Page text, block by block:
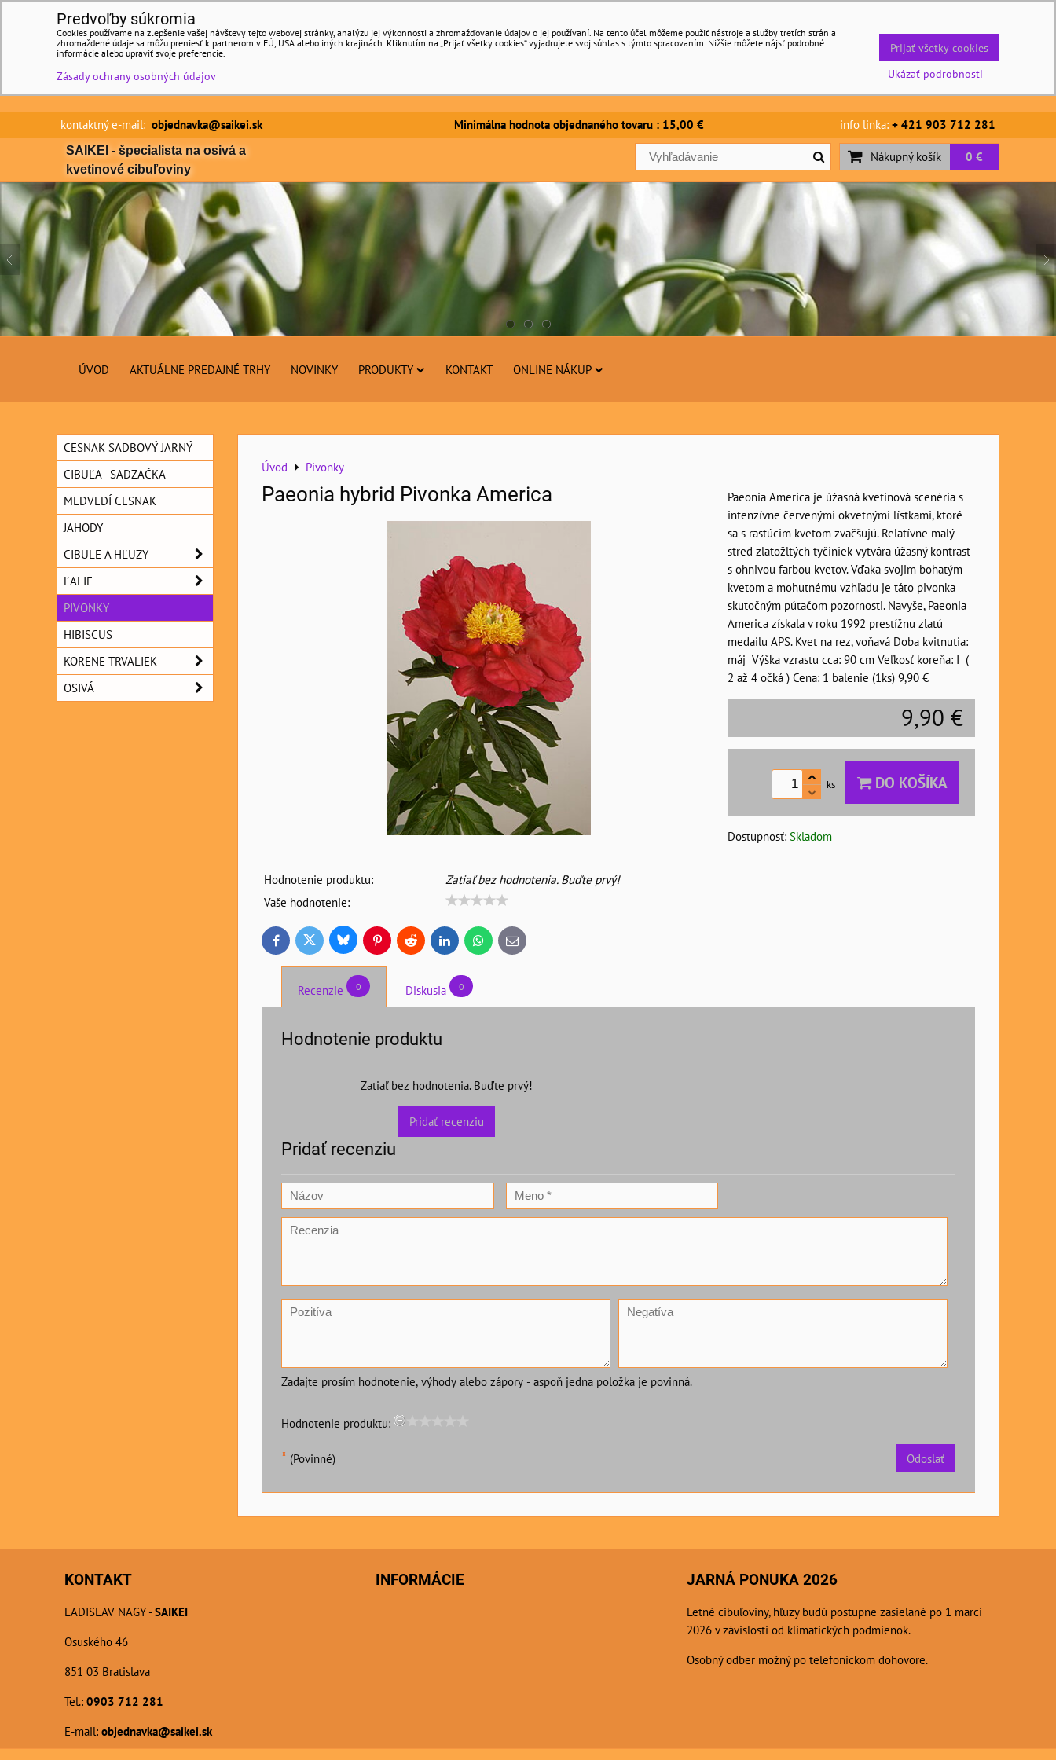
kontaktný e-mail: objednavka@saikei.sk Minimálna hodnota objednaného tovaru : 15,00 € info linka: + 421 903 712 281
SAIKEI - špecialista na osivá a
kvetinové cibuľoviny
Nákupný košík 0 €
ÚVOD AKTUÁLNE PREDAJNÉ TRHY NOVINKY PRODUKTY KONTAKT ONLINE NÁKUP
Úvod Pivonky
Paeonia hybrid Pivonka America
Hodnotenie produktu:
Zatiaľ bez hodnotenia. Buďte prvý!
Vaše hodnotenie:
Paeonia America je úžasná kvetinová scenéria s
intenzívne červenými okvetnými lístkami, ktoré
sa s rastúcim kvetom zväčšujú. Relatívne malý
stred zlatožltých tyčiniek vytvára úžasný kontrast
s ohnivou farbou kvetov. Vďaka svojim bohatým
kvetom a mohutnému vzhľadu je táto pivonka
skutočným pútačom pozornosti. Navyše, Paeonia
America získala v roku 1992 prestížnu zlatú
medailu APS. Kvet na rez, voňavá Doba kvitnutia:
máj Výška vzrastu cca: 90 cm Veľkosť koreňa: I (
2 až 4 očká ) Cena: 1 balenie (1ks) 9,90 €
9,90 €
ks DO KOŠÍKA
Dostupnosť: Skladom
FacebookTwitter BlueskyPinterestReddit LinkedInWhatsApp
E-
mail
Recenzie 0 Diskusia 0
Hodnotenie produktu
Zatiaľ bez hodnotenia. Buďte prvý!
Pridať recenziu
Pridať recenziu
Zadajte prosím hodnotenie, výhody alebo zápory - aspoň jedna položka je povinná.
Hodnotenie produktu:
* (Povinné) Odoslať
CESNAK SADBOVÝ JARNÝ
CIBUĽA - SADZAČKA
MEDVEDÍ CESNAK
JAHODY
CIBULE A HĽUZY
ĽALIE
PIVONKY
HIBISCUS
KORENE TRVALIEK
OSIVÁ
KONTAKT
LADISLAV NAGY -SAIKEI
Osuského 46
851 03 Bratislava
Tel.: 0903 712 281
E-mail: objednavka@saikei.sk
INFORMÁCIE JARNÁ PONUKA 2026
Letné cibuľoviny, hľuzy budú postupne zasielané po 1 marci
2026 v závislosti od klimatických podmienok.
Osobný odber možný po telefonickom dohovore.
Predvoľby súkromia
Cookies používame na zlepšenie vašej návštevy tejto webovej stránky, analýzu jej výkonnosti a zhromažďovanie údajov o jej používaní. Na tento účel môžeme použiť nástroje a služby tretích strán a
zhromaždené údaje sa môžu preniesť k partnerom v EÚ, USA alebo iných krajinách. Kliknutím na „Prijať všetky cookies“ vyjadrujete svoj súhlas s týmto spracovaním. Nižšie môžete nájsť podrobné
informácie alebo upraviť svoje preferencie.
Zásady ochrany osobných údajov Ukázať podrobnosti
Prijať všetky cookies